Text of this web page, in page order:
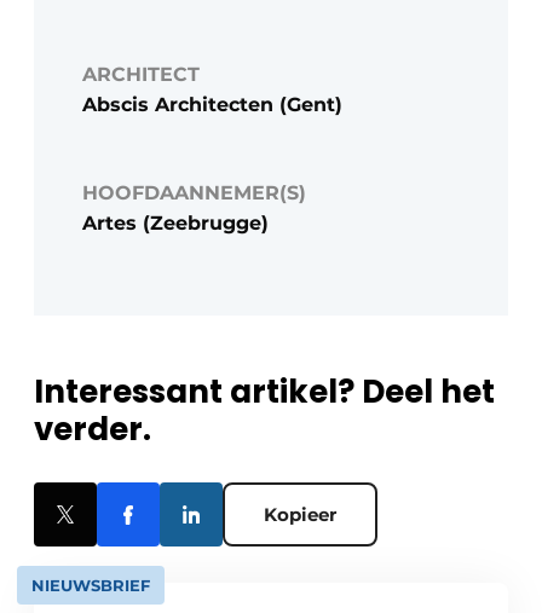
ARCHITECT
Abscis Architecten (Gent)
HOOFDAANNEMER(S)
Artes (Zeebrugge)
Interessant artikel? Deel het
verder.
Kopieer
NIEUWSBRIEF